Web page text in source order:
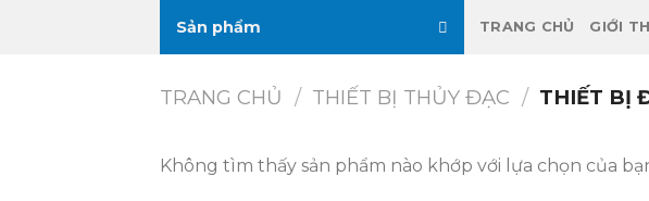
Sản phẩm TRANG CHỦ GIỚI
TRANG CHỦ / THIẾT BỊ THỦY ĐẠC / THIẾT BỊ
Không tìm thấy sản phẩm nào khớp với lựa chọn của